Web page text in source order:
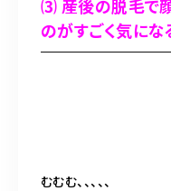
⑶ 産後の脱毛で
のがすごく気になる
むむむ、、、、、